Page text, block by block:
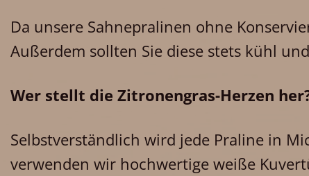
Da unsere Sahnepralinen ohne
Außerdem sollten Sie diese stets kühl
Wer stellt die Zitronengras-Herzen
Selbstverständlich wird jede Praline in
verwenden wir hochwertige weiße